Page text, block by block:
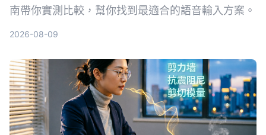
南帶你實測比較，幫你找到最適合的語音輸入方案。
2026-08-09